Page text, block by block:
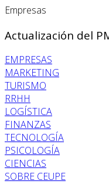
Empresas
Actualización del
EMPRESAS
MARKETING
TURISMO
RRHH
LOGÍSTICA
FINANZAS
TECNOLOGÍA
PSICOLOGÍA
CIENCIAS
SOBRE CEUPE